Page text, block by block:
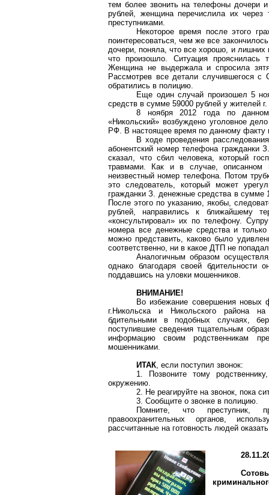
тем более звонить на телефоны дочери
рублей, женщина перечислила их через
преступниками.
Некоторое время после этого
поинтересоваться, чем же все
дочери, поняла, что все хорошо, и лишних
что произошло. Ситуация прояснилась
Женщина не выдержала и спросила
Рассмотрев все детали случившегося
обратились в полицию.
Еще один случай произошел 5
средств в сумме 59000 рублей у жителей
8 ноября 2012 года по
«Никольский» возбуждено уголовное
РФ. В настоящее время по данному факту
В ходе проведения
абонентский номер телефона гражданки
сказал, что сбил человека, который
травмами. Как и в случае, описанном
неизвестный номер телефона. Потом
это следователь, который может
гражданки З. денежные средства в сумме
После этого по указанию, якобы,
рублей, направились к ближайшему
«консультировал» их по телефону.
номера все денежные средства и
можно представить, каково было
соответственно, ни в какое ДТП не
Аналогичным образом
однако благодаря своей бдительности
поддавшись на уловки мошенников.
ВНИМАНИЕ!
Во избежание совершения новых
г.Никольска и Никольского района
бдительными в подобных случаях,
поступившие сведения тщательным
информацию своим родственникам
мошенниками.
ИТАК, если поступил звонок:
1. Позвоните тому
окружению.
2. Не реагируйте на звонок, пока
3. Сообщите о звонке в полицию.
Помните, что преступник,
правоохранительных органов,
рассчитанные на готовность людей